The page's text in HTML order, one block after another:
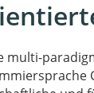
multi-